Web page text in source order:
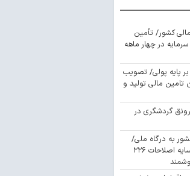
کشور/ تأمین
سرمایه در چهار ماهه
پایه پولی/ تصویب
تامین مالی تولید و
گردشگری در
کشور به درگاه ملی/
صدور ۱۳.۹ میلیون مجوز در سایه اصلاحات ۲۲۶